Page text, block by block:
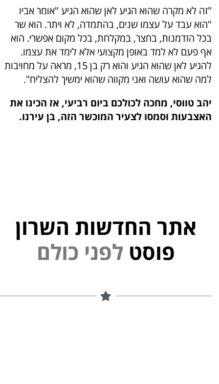
"זה לא מקרה שהוא הגיע לאן שהוא הגיע "אומר אביו
"הוא עבד על עצמו שנים, בהתמדה, לא ויתר. הוא שר
בכל הזדמנות, בחצר, במקלחת, בכל מקום אפשרי. הוא
אף פעם לא למד באופן מקצועי אלא לימד את עצמו.
להגיע לאן שהוא הגיע והוא רק בן 15, מראה על מחויבות
למה שהוא עושה ואני מקווה שהוא ימשיך להצליח".
יהב טווסי, מחכה לכולכם ביום רביעי, אז הכינו את
האצבעות וסמסו לצעיר המוכשר הזה, בן עירנו.
אתר החדשות השרון
פוסט